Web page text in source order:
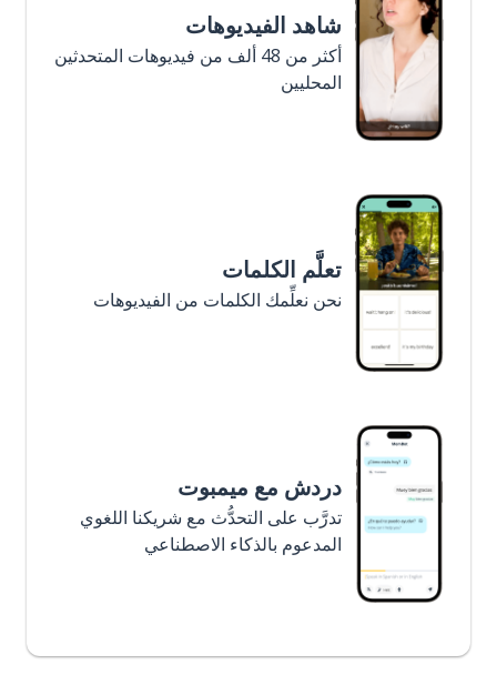
شاهد الفيديوهات
أكثر من 48 ألف من فيديوهات المتحدثين
المحليين
تعلَّم الكلمات
نحن نعلِّمك الكلمات من الفيديوهات
دردش مع ميمبوت
تدرَّب على التحدُّث مع شريكنا اللغوي
المدعوم بالذكاء الاصطناعي